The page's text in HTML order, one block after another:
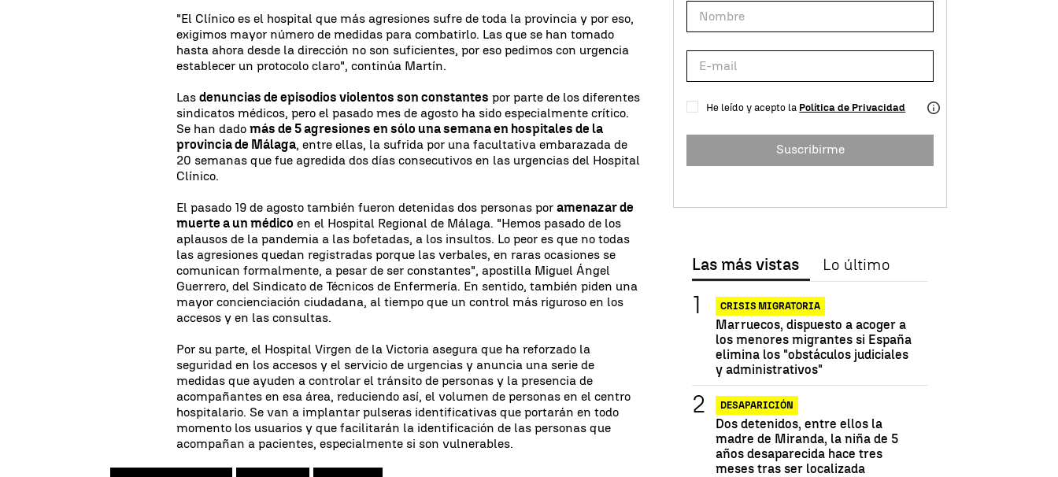
"El Clínico es el hospital que más agresiones sufre de toda la provincia y por eso,
exigimos mayor número de medidas para combatirlo. Las que se han tomado
hasta ahora desde la dirección no son suficientes, por eso pedimos con urgencia
establecer un protocolo claro", continúa Martín.
Lasdenuncias de episodios violentos son constantes por parte de los diferentes
sindicatos médicos, pero el pasado mes de agosto ha sido especialmente crítico.
Se han dadomás de 5 agresiones en sólo una semana en hospitales de la
provincia de Málaga, entre ellas, la sufrida por una facultativa embarazada de
20 semanas que fue agredida dos días consecutivos en las urgencias del Hospital
Clínico.
El pasado 19 de agosto también fueron detenidas dos personas poramenazar de
muerte a un médico en el Hospital Regional de Málaga. "Hemos pasado de los
aplausos de la pandemia a las bofetadas, a los insultos. Lo peor es que no todas
las agresiones quedan registradas porque las verbales, en raras ocasiones se
comunican formalmente, a pesar de ser constantes", apostilla Miguel Ángel
Guerrero, del Sindicato de Técnicos de Enfermería. En sentido, también piden una
mayor concienciación ciudadana, al tiempo que un control más riguroso en los
accesos y en las consultas.
Por su parte, el Hospital Virgen de la Victoria asegura que ha reforzado la
seguridad en los accesos y el servicio de urgencias y anuncia una serie de
medidas que ayuden a controlar el tránsito de personas y la presencia de
acompañantes en esa área, reduciendo así, el volumen de personas en el centro
hospitalario. Se van a implantar pulseras identificativas que portarán en todo
momento los usuarios y que facilitarán la identificación de las personas que
acompañan a pacientes, especialmente si son vulnerables.
He leído y acepto la Política de Privacidad
Suscribirme
Las más vistas Lo último
CRISIS MIGRATORIA
Marruecos, dispuesto a acoger a
los menores migrantes si España
elimina los "obstáculos judiciales
y administrativos"
DESAPARICIÓN
Dos detenidos, entre ellos la
madre de Miranda, la niña de 5
años desaparecida hace tres
meses tras ser localizada